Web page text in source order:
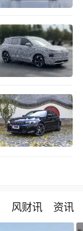
风财讯 资讯